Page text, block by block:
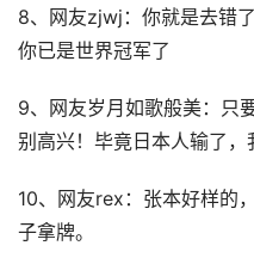
8、网友zjwj：你就是去错
你已是世界冠军了
9、网友岁月如歌般美：只
别高兴！毕竟日本人输了，
10、网友rex：张本好样的
子拿牌。